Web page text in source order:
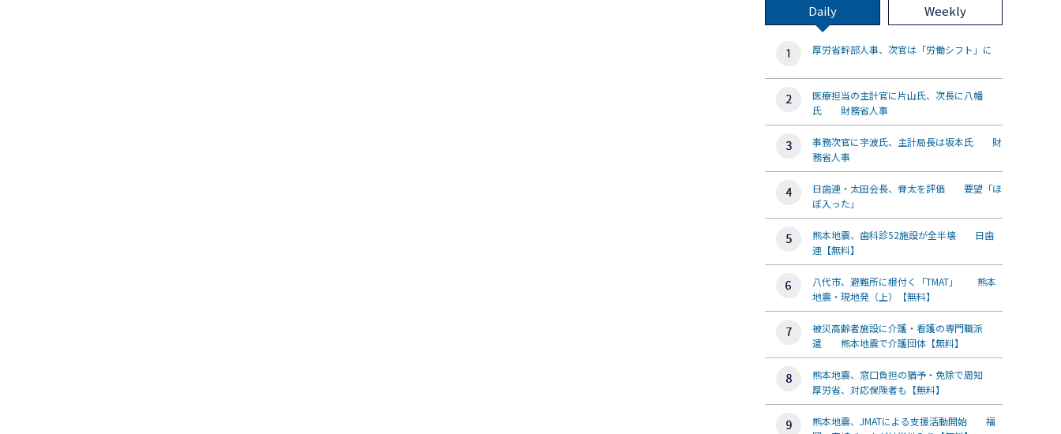
Daily Weekly
厚労省幹部人事、次官は「労働シフト」に
医療担当の主計官に片山氏、次長に八幡
氏 財務省人事
事務次官に宇波氏、主計局長は坂本氏 財
務省人事
日歯連・太田会長、骨太を評価 要望「ほ
ぼ入った」
熊本地震、歯科診52施設が全半壊 日歯
連【無料】
八代市、避難所に根付く「TMAT」 熊本
地震・現地発（上）【無料】
被災高齢者施設に介護・看護の専門職派
遣 熊本地震で介護団体【無料】
熊本地震、窓口負担の猶予・免除で周知
厚労省、対応保険者も【無料】
熊本地震、JMATによる支援活動開始 福